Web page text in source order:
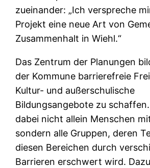
zueinander: „Ich verspreche
Projekt eine neue Art von
Zusammenhalt in Wiehl.“
Das Zentrum der Planungen
der Kommune barrierefreie
Kultur- und außerschulische
Bildungsangebote zu
dabei nicht allein Menschen
sondern alle Gruppen, deren
diesen Bereichen durch
Barrieren erschwert wird.